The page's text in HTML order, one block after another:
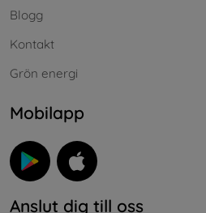
Blogg
Kontakt
Grön energi
Mobilapp
Anslut dig till oss